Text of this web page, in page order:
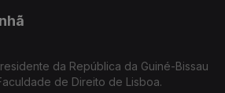
da República da Guiné-Bissau
de Direito de Lisboa.